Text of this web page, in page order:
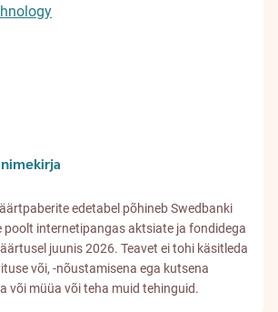
edetabel põhineb Swedbanki
poolt internetipangas aktsiate ja fondidega
juunis 2026. Teavet ei tohi käsitleda
või, -nõustamisena ega kutsena
või müüa või teha muid tehinguid.